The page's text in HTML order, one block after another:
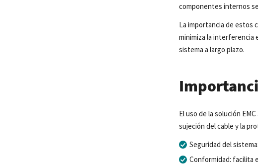
componentes internos
La importancia de estos
minimiza la interferencia
sistema a largo plazo.
El uso de la solución
sujeción del cable y la
Seguridad del
Conformidad: facilita